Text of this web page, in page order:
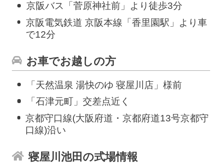
京阪バス「菅原神社前」より徒歩3分
京阪電気鉄道 京阪本線「香里園駅」より車
で12分
お車でお越しの方
「天然温泉 湯快のゆ 寝屋川店」様前
「石津元町」交差点近く
京都守口線(大阪府道・京都府道13号京都守
口線)沿い
寝屋川池田の式場情報